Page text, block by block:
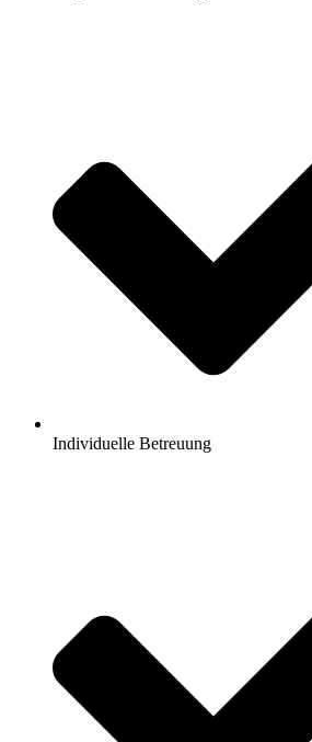
Individuelle Betreuung